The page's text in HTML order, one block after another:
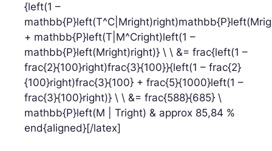
{left(1 –
+ mathbb{P}left(T|M^Cright)left(1 –
mathbb{P}left(Mright)right)} \ \ &= frac{left(1 –
frac{2}{100}right)frac{3}{100}}{left(1 – frac{2}
{100}right)frac{3}{100} + frac{5}{1000}left(1 –
frac{3}{100}right)} \ \ &= frac{588}{685} \
mathbb{P}left(M | Tright) & approx 85,84 %
end{aligned}[/latex]